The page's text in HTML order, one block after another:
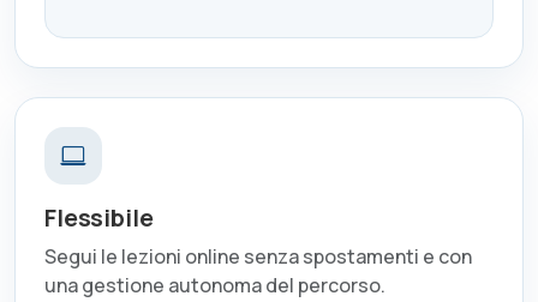
Flessibile
Segui le lezioni online senza spostamenti e con
una gestione autonoma del percorso.